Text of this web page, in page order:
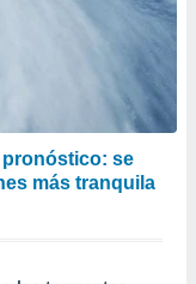
pronóstico: se
más tranquila